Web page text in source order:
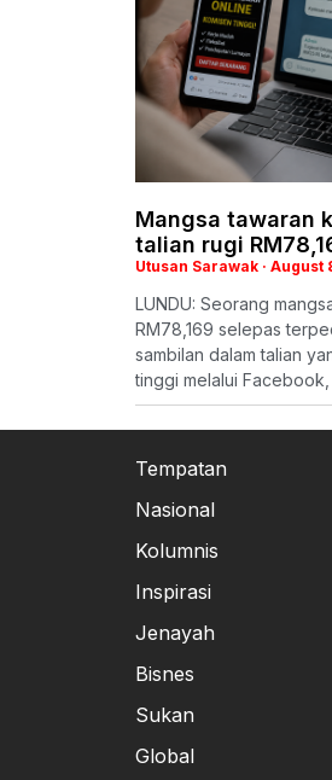
Mangsa tawaran
talian rugi
Utusan Sarawak August
LUNDU: Seorang
RM78,169 selepas
sambilan dalam talian
tinggi melalui Facebook,
Tempatan
Nasional
Kolumnis
Inspirasi
Jenayah
Bisnes
Sukan
Global